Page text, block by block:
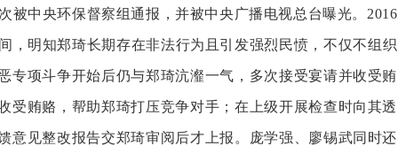
被中央环保督察组通报，并被中央广播电视总台曝光。2016
，明知郑琦长期存在非法行为且引发强烈民愤，不仅不组织
专项斗争开始后仍与郑琦沆瀣一气，多次接受宴请并收受贿
受贿赂，帮助郑琦打压竞争对手；在上级开展检查时向其透
意见整改报告交郑琦审阅后才上报。庞学强、廖锡武同时还